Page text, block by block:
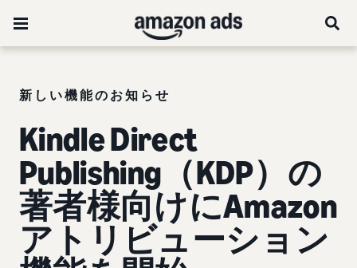
新しい機能のお知らせ
Kindle Direct
Publishing（KDP）の
著者様向けにAmazon
アトリビューション